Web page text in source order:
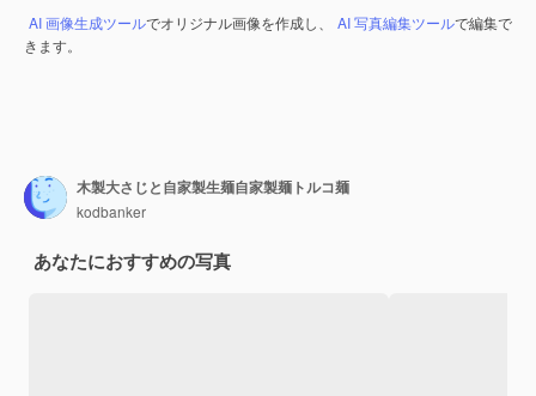
AI 画像生成ツールでオリジナル画像を作成し、 AI 写真編集ツールで編集で
きます。
木製大さじと自家製生麺自家製麺トルコ麺
kodbanker
あなたにおすすめの写真